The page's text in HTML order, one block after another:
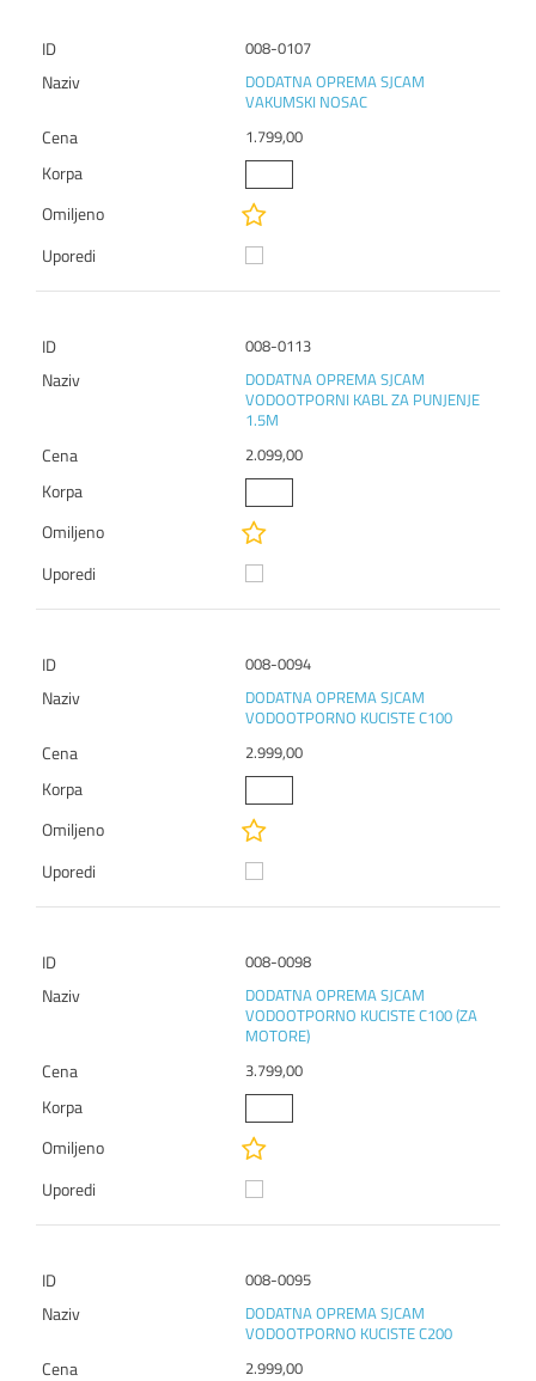
008-0107
DODATNA OPREMA SJCAM
VAKUMSKI NOSAC
1.799,00
008-0113
DODATNA OPREMA SJCAM
VODOOTPORNI KABL ZA PUNJENJE
1.5M
2.099,00
008-0094
DODATNA OPREMA SJCAM
VODOOTPORNO KUCISTE C100
2.999,00
008-0098
DODATNA OPREMA SJCAM
VODOOTPORNO KUCISTE C100 (ZA
MOTORE)
3.799,00
008-0095
DODATNA OPREMA SJCAM
VODOOTPORNO KUCISTE C200
2.999,00